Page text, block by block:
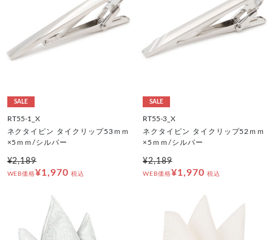
SALE
RT55-1_X
ネクタイピン タイクリップ53ｍｍ
×5ｍｍ/シルバー
¥2,189
WEB価格¥1,970 税込
SALE
RT55-3_X
ネクタイピン タイクリップ52ｍｍ
×5ｍｍ/シルバー
¥2,189
WEB価格¥1,970 税込